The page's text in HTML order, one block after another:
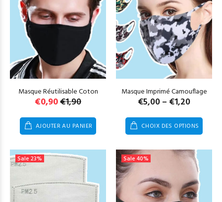
Masque Réutilisable Coton
€1,90
Le
initial
était :
€0,90Le
actuel
est :
AJOUTER AU PANIER
Masque Imprimé Camouflage
€1,20
–
€5,00 Plage
prix :
€1,20
€5,00
CHOIX DES OPTIONS
Sale 23% Sale 40%